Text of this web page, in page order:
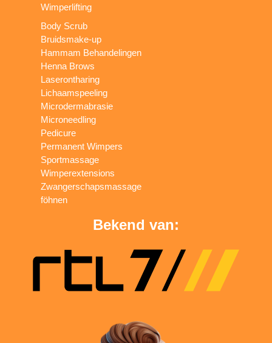
Wimperlifting
Body Scrub
Bruidsmake-up
Hammam Behandelingen
Henna Brows
Laserontharing
Lichaamspeeling
Microdermabrasie
Microneedling
Pedicure
Permanent Wimpers
Sportmassage
Wimperextensions
Zwangerschapsmassage
föhnen
Bekend van: